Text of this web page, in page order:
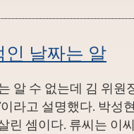
인 날짜는 알
알 수 없는데 김 위원
라고 설명했다. 박성
린 셈이다. 류씨는 이